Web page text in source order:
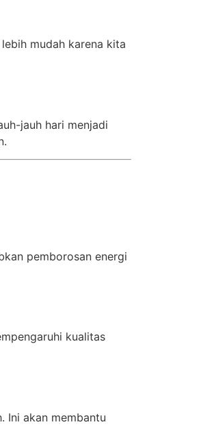
mudah karena kita
jauh hari menjadi
pemborosan energi
kualitas
Ini akan membantu